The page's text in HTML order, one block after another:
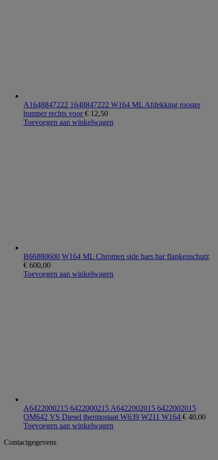
A1648847222 1648847222 W164 ML Afdekking rooster
bumper rechts voor€ 12,50
Toevoegen aan winkelwagen
B66880600 W164 ML Chromen side bars bar flankenschutz
€ 600,00
Toevoegen aan winkelwagen
A6422000215 6422000215 A6422002015 6422002015
OM642 VS Diesel thermostaat W639 W211 W164 € 40,00
Toevoegen aan winkelwagen
Contactgegevens